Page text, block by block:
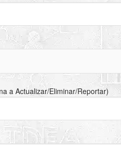
a Actualizar/Eliminar/Reportar)